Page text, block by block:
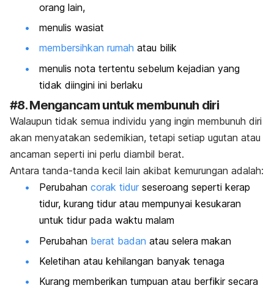
orang lain,
menulis wasiat
membersihkan rumah atau bilik
menulis nota tertentu sebelum kejadian yang
tidak diingini ini berlaku
#8. Mengancam untuk membunuh diri
Walaupun tidak semua individu yang ingin membunuh diri
akan menyatakan sedemikian, tetapi setiap ugutan atau
ancaman seperti ini perlu diambil berat.
Antara tanda-tanda kecil lain akibat kemurungan adalah:
Perubahan corak tidur seseroang seperti kerap
tidur, kurang tidur atau mempunyai kesukaran
untuk tidur pada waktu malam
Perubahan berat badan atau selera makan
Keletihan atau kehilangan banyak tenaga
Kurang memberikan tumpuan atau berfikir secara